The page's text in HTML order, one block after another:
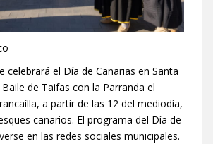
celebrará el Día de Canarias en Santa
de Taifas con la Parranda el
a partir de las 12 del mediodía,
canarios. El programa del Día de
en las redes sociales municipales.